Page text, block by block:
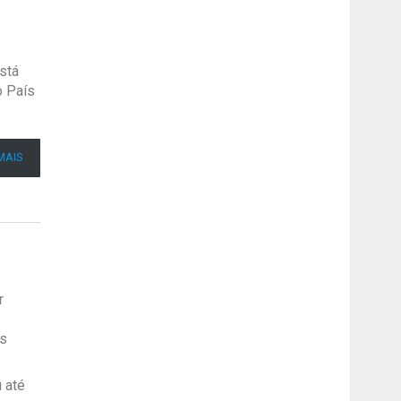
País
até